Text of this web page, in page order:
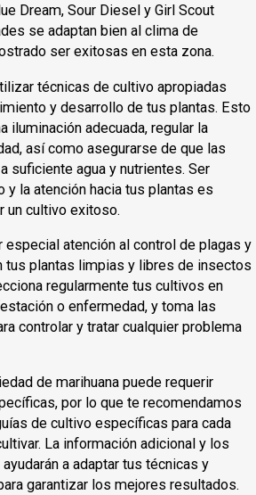
Dream, Sour Diesel y Girl Scout
se adaptan bien al clima de
ser exitosas en esta zona.
técnicas de cultivo apropiadas
y desarrollo de tus plantas. Esto
iluminación adecuada, regular la
así como asegurarse de que las
suficiente agua y nutrientes. Ser
y la atención hacia tus plantas es
un cultivo exitoso.
especial atención al control de plagas y
tus plantas limpias y libres de insectos
regularmente tus cultivos en
o enfermedad, y toma las
controlar y tratar cualquier problema
de marihuana puede requerir
por lo que te recomendamos
de cultivo específicas para cada
La información adicional y los
a adaptar tus técnicas y
garantizar los mejores resultados.